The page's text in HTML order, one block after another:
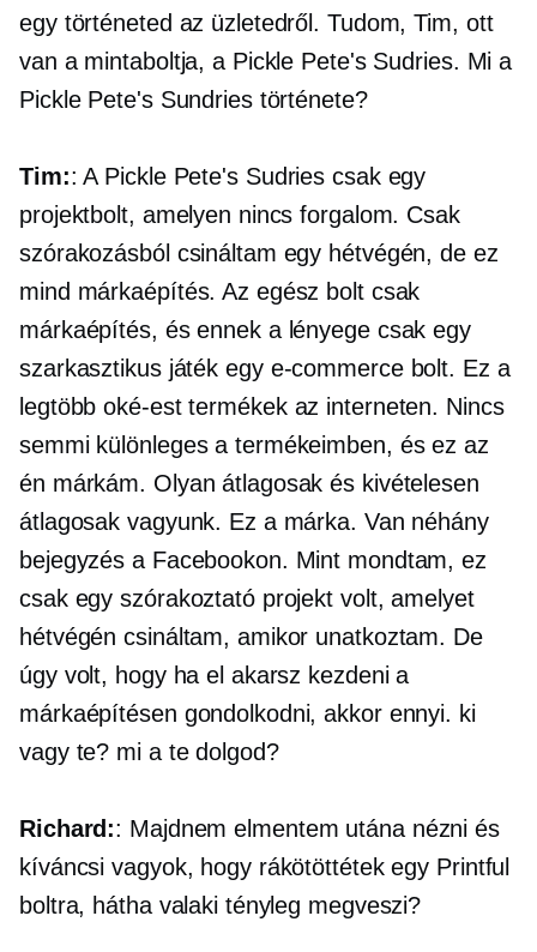
egy történeted az üzletedről. Tudom, Tim, ott
van a mintaboltja, a Pickle Pete's Sudries. Mi a
Pickle Pete's Sundries története?
Tim:: A Pickle Pete's Sudries csak egy
projektbolt, amelyen nincs forgalom. Csak
szórakozásból csináltam egy hétvégén, de ez
mind márkaépítés. Az egész bolt csak
márkaépítés, és ennek a lényege csak egy
szarkasztikus játék egy e-commercebolt. Ez a
legtöbboké-esttermékek az interneten. Nincs
semmi különleges a termékeimben, és ez az
én márkám. Olyan átlagosak és kivételesen
átlagosak vagyunk. Ez a márka. Van néhány
bejegyzés a Facebookon. Mint mondtam, ez
csak egy szórakoztató projekt volt, amelyet
hétvégén csináltam, amikor unatkoztam. De
úgy volt, hogy ha el akarsz kezdeni a
márkaépítésen gondolkodni, akkor ennyi. ki
vagy te? mi a te dolgod?
Richard:: Majdnem elmentem utána nézni és
kíváncsi vagyok, hogy rákötöttétek egy Printful
boltra, hátha valaki tényleg megveszi?